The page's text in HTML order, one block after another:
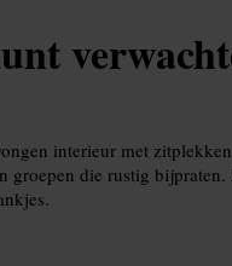
interieur met
groepen die rustig